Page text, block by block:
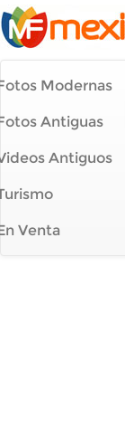
Modernas
Antiguas
Antiguos
Venta